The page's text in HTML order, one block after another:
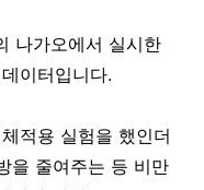
나가오에서 실시한
이터입니다.
적용 실험을 했인더
을 줄여주는 등 비만